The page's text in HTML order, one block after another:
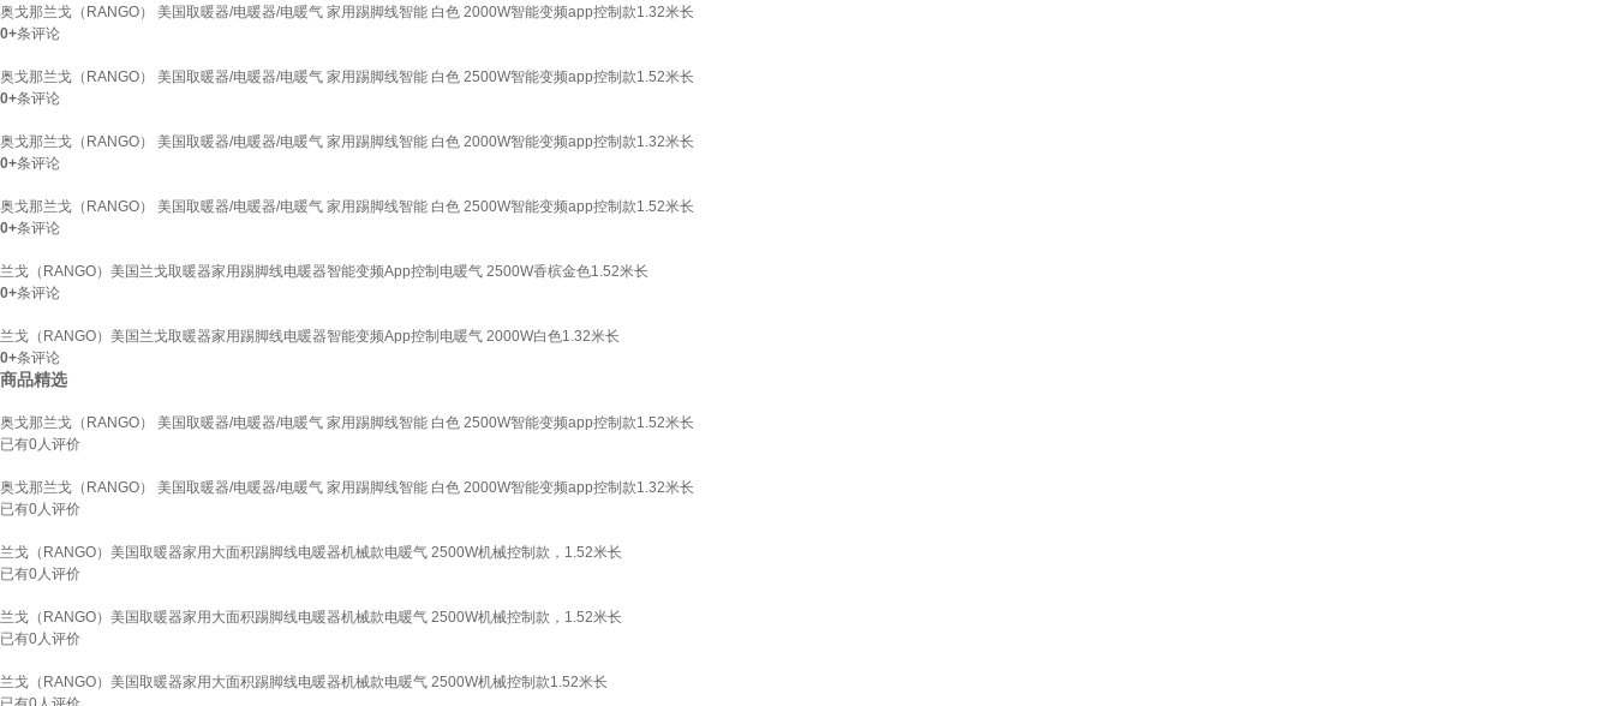
奥戈那兰戈（RANGO） 美国取暖器/电暖器/电暖气 家用踢脚线智能 白色 2000W智能变频app控制款1.32米长
0+条评论
奥戈那兰戈（RANGO） 美国取暖器/电暖器/电暖气 家用踢脚线智能 白色 2500W智能变频app控制款1.52米长
0+条评论
奥戈那兰戈（RANGO） 美国取暖器/电暖器/电暖气 家用踢脚线智能 白色 2000W智能变频app控制款1.32米长
0+条评论
奥戈那兰戈（RANGO） 美国取暖器/电暖器/电暖气 家用踢脚线智能 白色 2500W智能变频app控制款1.52米长
0+条评论
兰戈（RANGO）美国兰戈取暖器家用踢脚线电暖器智能变频App控制电暖气 2500W香槟金色1.52米长
0+条评论
兰戈（RANGO）美国兰戈取暖器家用踢脚线电暖器智能变频App控制电暖气 2000W白色1.32米长
0+条评论
商品精选
奥戈那兰戈（RANGO） 美国取暖器/电暖器/电暖气 家用踢脚线智能 白色 2500W智能变频app控制款1.52米长
已有0人评价
奥戈那兰戈（RANGO） 美国取暖器/电暖器/电暖气 家用踢脚线智能 白色 2000W智能变频app控制款1.32米长
已有0人评价
兰戈（RANGO）美国取暖器家用大面积踢脚线电暖器机械款电暖气 2500W机械控制款，1.52米长
已有0人评价
兰戈（RANGO）美国取暖器家用大面积踢脚线电暖器机械款电暖气 2500W机械控制款，1.52米长
已有0人评价
兰戈（RANGO）美国取暖器家用大面积踢脚线电暖器机械款电暖气 2500W机械控制款1.52米长